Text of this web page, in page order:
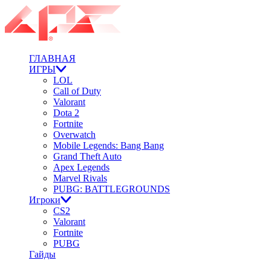
ГЛАВНАЯ
ИГРЫ
LOL
Call of Duty
Valorant
Dota 2
Fortnite
Overwatch
Mobile Legends: Bang Bang
Grand Theft Auto
Apex Legends
Marvel Rivals
PUBG: BATTLEGROUNDS
Игроки
CS2
Valorant
Fortnite
PUBG
Гайды